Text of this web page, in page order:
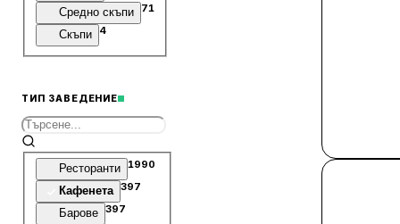
Средно скъпи 71
Скъпи 4
ТИП ЗАВЕДЕНИЕ
Ресторанти 1990
Кафенета 397
Барове 397